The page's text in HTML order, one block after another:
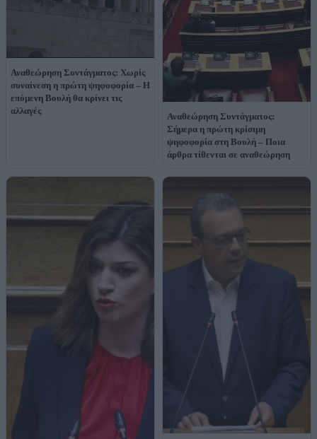
Αναθεώρηση Συντάγματος: Χωρίς
συναίνεση η πρώτη ψηφοφορία – Η
επόμενη Βουλή θα κρίνει τις
αλλαγές
Αναθεώρηση Συντάγματος:
Σήμερα η πρώτη κρίσιμη
ψηφοφορία στη Βουλή – Ποια
άρθρα τίθενται σε αναθεώρηση